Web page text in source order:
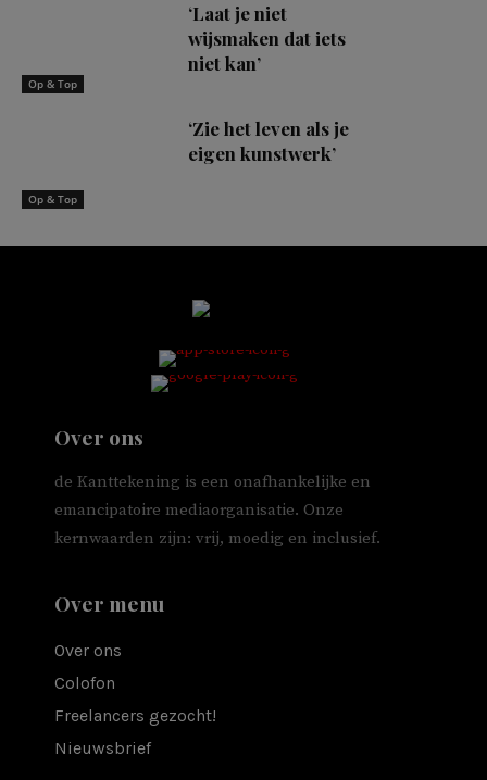
Op & Top
‘Laat je niet
wijsmaken dat iets
niet kan’
Op & Top
‘Zie het leven als je
eigen kunstwerk’
Over ons
de Kanttekening is een onafhankelijke en
emancipatoire mediaorganisatie. Onze
kernwaarden zijn: vrij, moedig en inclusief.
Over menu
Over ons
Colofon
Freelancers gezocht!
Nieuwsbrief